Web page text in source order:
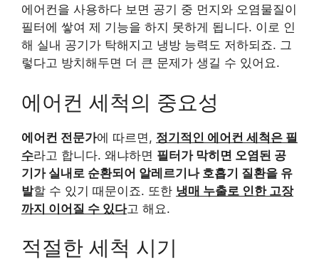
에어컨을 사용하다 보면 공기 중 먼지와 오염물질이
필터에 쌓여 제 기능을 하지 못하게 됩니다. 이로 인
해 실내 공기가 탁해지고 냉방 능력도 저하되죠. 그
렇다고 방치해두면 더 큰 문제가 생길 수 있어요.
에어컨 세척의 중요성
에어컨 전문가에 따르면, 정기적인 에어컨 세척은 필
수라고 합니다. 왜냐하면 필터가 막히면 오염된 공
기가 실내로 순환되어 알레르기나 호흡기 질환을 유
발할 수 있기 때문이죠. 또한 냉매 누출로 인한 고장
까지 이어질 수 있다고 해요.
적절한 세척 시기